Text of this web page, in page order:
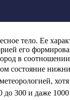
тело. Ее
его
в
состояние
300 и даже